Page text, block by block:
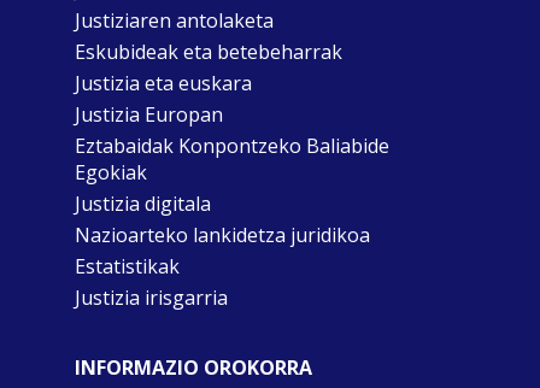
Justiziaren antolaketa
Eskubideak eta betebeharrak
Justizia eta euskara
Justizia Europan
Eztabaidak Konpontzeko Baliabide
Egokiak
Justizia digitala
Nazioarteko lankidetza juridikoa
Estatistikak
Justizia irisgarria
INFORMAZIO OROKORRA